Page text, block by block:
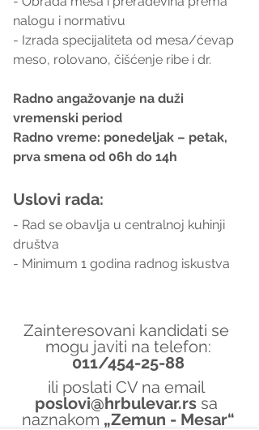
nalogu i normativu
- Izrada specijaliteta od mesa/ćevap
meso, rolovano, čišćenje ribe i dr.
Radno angažovanje na duži
vremenski period
Radno vreme: ponedeljak – petak,
prva smena od 06h do 14h
Uslovi rada:
- Rad se obavlja u centralnoj kuhinji
društva
- Minimum 1 godina radnog iskustva
Zainteresovani kandidati se
mogu javiti na telefon:
011/454-25-88
ili poslati CV na email
poslovi@hrbulevar.rs sa
naznakom „Zemun - Mesar“